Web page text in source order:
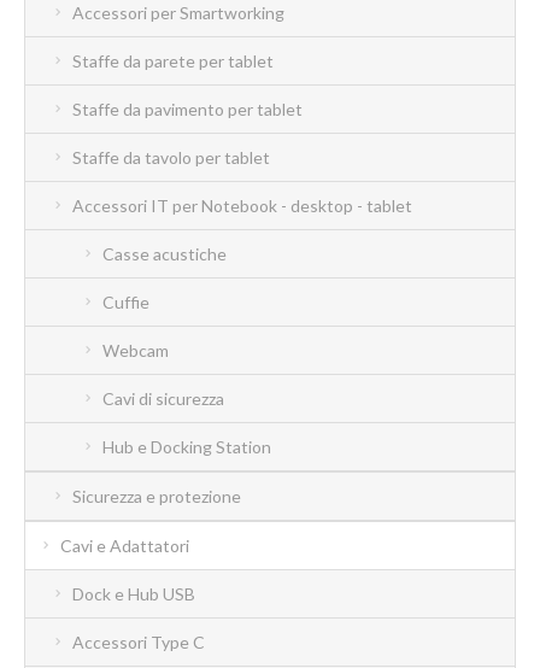
Accessori per Smartworking
Staffe da parete per tablet
Staffe da pavimento per tablet
Staffe da tavolo per tablet
Accessori IT per Notebook - desktop - tablet
Casse acustiche
Cuffie
Webcam
Cavi di sicurezza
Hub e Docking Station
Sicurezza e protezione
Cavi e Adattatori
Dock e Hub USB
Accessori Type C